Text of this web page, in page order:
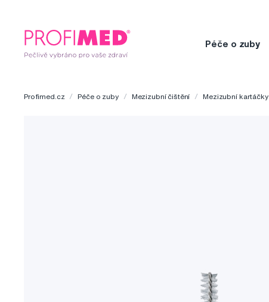
Péče o zuby
Profimed.cz Péče o zuby Mezizubní čištění Mezizubní kartáčky